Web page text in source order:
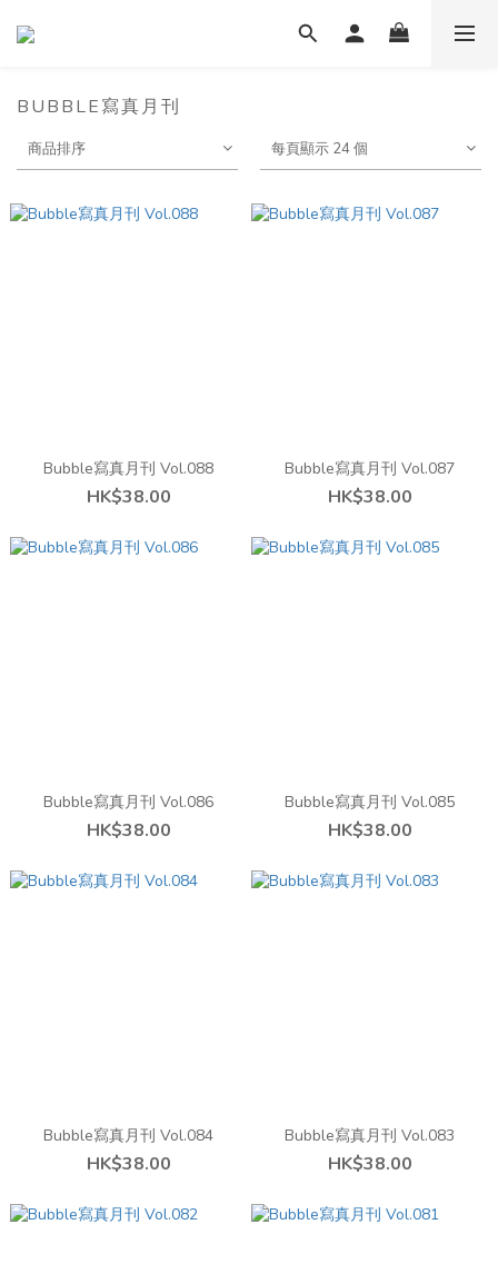
BUBBLE寫真月刊
商品排序 每頁顯示 24 個
Bubble寫真月刊 Vol.088
HK$38.00
Bubble寫真月刊 Vol.087
HK$38.00
Bubble寫真月刊 Vol.086
HK$38.00
Bubble寫真月刊 Vol.085
HK$38.00
Bubble寫真月刊 Vol.084
HK$38.00
Bubble寫真月刊 Vol.083
HK$38.00